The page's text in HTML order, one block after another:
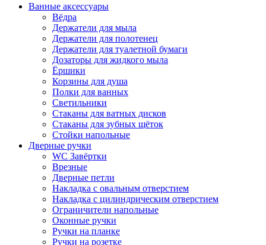
Ванные аксессуары
Вёдра
Держатели для мыла
Держатели для полотенец
Держатели для туалетной бумаги
Дозаторы для жидкого мыла
Ёршики
Корзины для душа
Полки для ванных
Светильники
Стаканы для ватных дисков
Стаканы для зубных щёток
Стойки напольные
Дверные ручки
WC Завёртки
Врезные
Дверные петли
Накладка с овальным отверстием
Накладка с цилиндрическим отверстием
Ограничители напольные
Оконные ручки
Ручки на планке
Ручки на розетке